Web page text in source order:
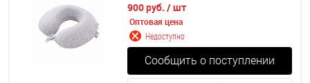
900 руб. / шт
Оптовая цена
Недоступно
Сообщить о поступлении